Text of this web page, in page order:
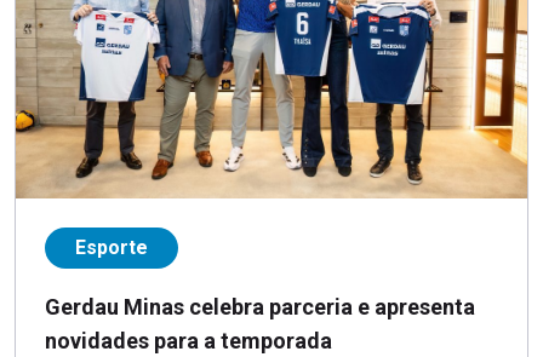
Esporte
Gerdau Minas celebra parceria e apresenta
novidades para a temporada